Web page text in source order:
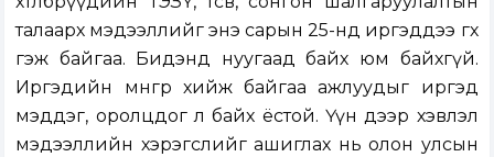
талаарх мэдээллийг энэ сарын 25-нд иргэддээ өгөх
гэж байгаа. Бидэнд нуугаад байх юм байхгүй.
Иргэдийн мөнгөөр хийж байгаа ажлуудыг иргэд
мэддэг, оролцдог л байх ёстой. Үүн дээр хэвлэл
мэдээллийн хэрэгслийг ашиглах нь олон улсын